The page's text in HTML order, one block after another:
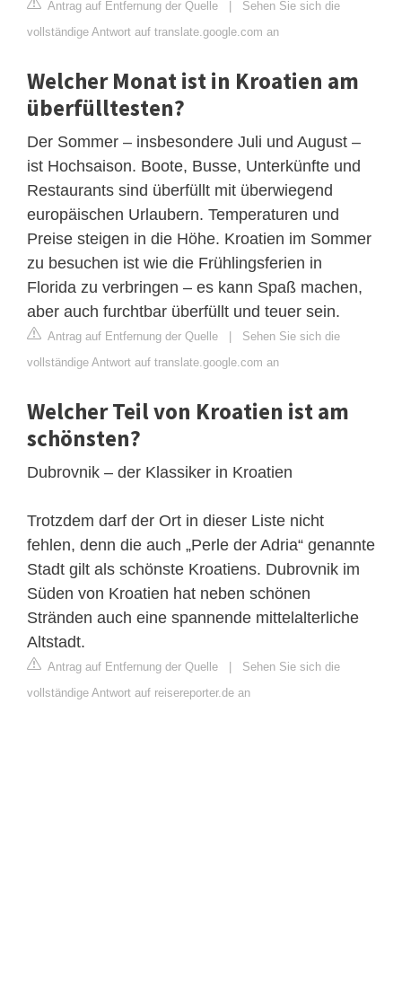
Antrag auf Entfernung der Quelle | Sehen Sie sich die
vollständige Antwort auf translate.google.com an
Welcher Monat ist in Kroatien am
überfülltesten?
Der Sommer – insbesondere Juli und August –
ist Hochsaison. Boote, Busse, Unterkünfte und
Restaurants sind überfüllt mit überwiegend
europäischen Urlaubern. Temperaturen und
Preise steigen in die Höhe. Kroatien im Sommer
zu besuchen ist wie die Frühlingsferien in
Florida zu verbringen – es kann Spaß machen,
aber auch furchtbar überfüllt und teuer sein.
Antrag auf Entfernung der Quelle | Sehen Sie sich die
vollständige Antwort auf translate.google.com an
Welcher Teil von Kroatien ist am
schönsten?
Dubrovnik – der Klassiker in Kroatien
Trotzdem darf der Ort in dieser Liste nicht
fehlen, denn die auch „Perle der Adria“ genannte
Stadt gilt als schönste Kroatiens. Dubrovnik im
Süden von Kroatien hat neben schönen
Stränden auch eine spannende mittelalterliche
Altstadt.
Antrag auf Entfernung der Quelle | Sehen Sie sich die
vollständige Antwort auf reisereporter.de an